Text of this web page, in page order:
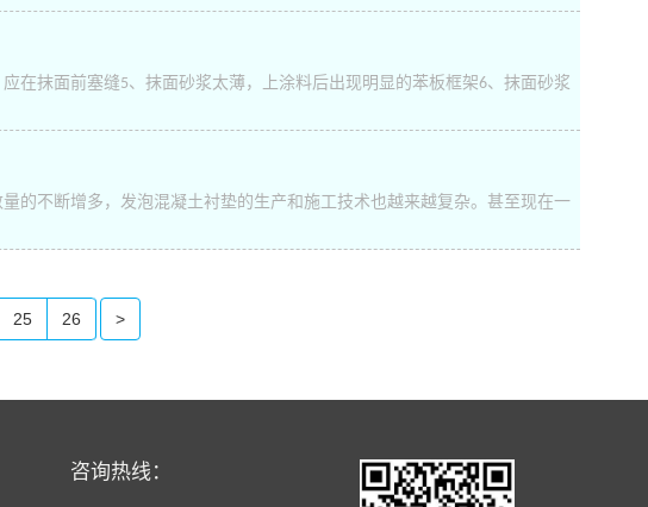
在抹面前塞缝5、抹面砂浆太薄，上涂料后出现明显的苯板框架6、抹面砂浆
的不断增多，发泡混凝土衬垫的生产和施工技术也越来越复杂。甚至现在一
25 26 >
咨询热线：